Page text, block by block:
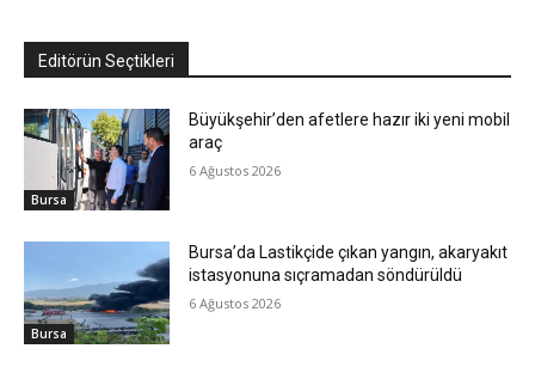
Editörün Seçtikleri
Bursa
Büyükşehir’den afetlere hazır iki yeni mobil
araç
6 Ağustos 2026
Bursa
Bursa’da Lastikçide çıkan yangın, akaryakıt
istasyonuna sıçramadan söndürüldü
6 Ağustos 2026